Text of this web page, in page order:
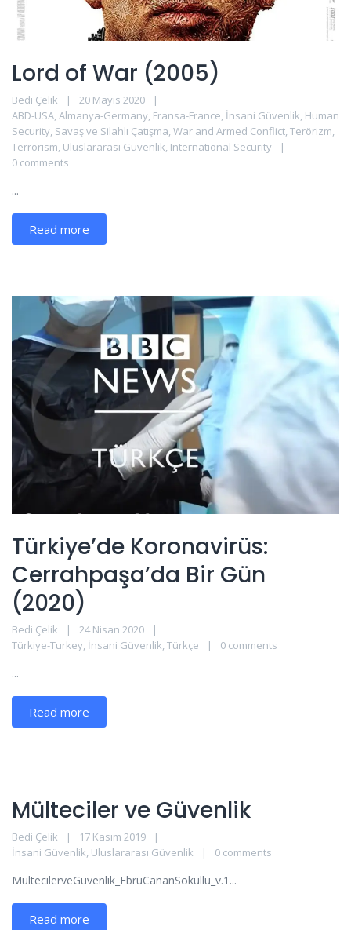
Lord of War (2005)
Bedi Çelik
20 Mayıs 2020
ABD-USA, Almanya-Germany, Fransa-France, İnsani Güvenlik, Human
Security, Savaş ve Silahlı Çatışma, War and Armed Conflict, Terörizm,
Terrorism, Uluslararası Güvenlik, International Security
0 comments
...
Read more
Türkiye’de Koronavirüs:
Cerrahpaşa’da Bir Gün
(2020)
Bedi Çelik
24 Nisan 2020
Türkiye-Turkey, İnsani Güvenlik, Türkçe 0 comments
...
Read more
Mülteciler ve Güvenlik
Bedi Çelik
17 Kasım 2019
İnsani Güvenlik, Uluslararası Güvenlik 0 comments
MultecilerveGuvenlik_EbruCananSokullu_v.1...
Read more